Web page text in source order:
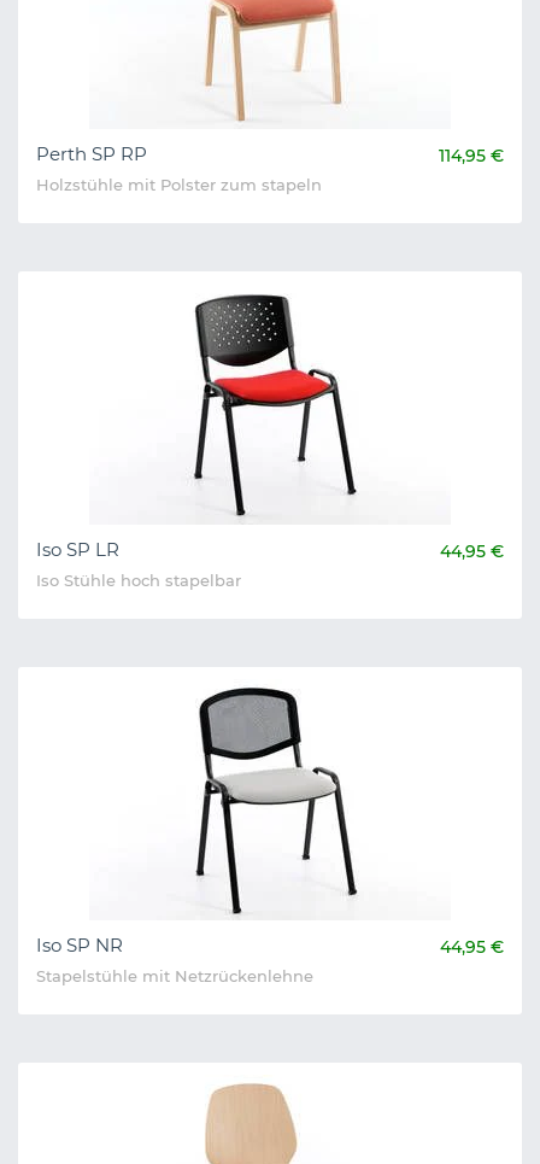
Perth SP RP 114,95 €
Holzstühle mit Polster zum stapeln
Iso SP LR 44,95 €
Iso Stühle hoch stapelbar
Iso SP NR 44,95 €
Stapelstühle mit Netzrückenlehne